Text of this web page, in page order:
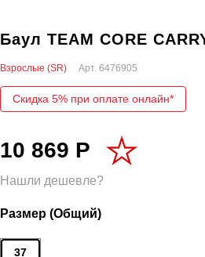
Баул TEAM CORE
Взрослые (SR) Арт. 6476905
Скидка 5% при оплате онлайн*
10 869 Р
Нашли дешевле?
Размер (Общий)
37